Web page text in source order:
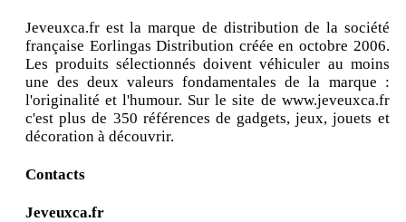
Jeveuxca.fr est la marque de distribution de la société
française Eorlingas Distribution créée en octobre 2006.
Les produits sélectionnés doivent véhiculer au moins
une des deux valeurs fondamentales de la marque :
l'originalité et l'humour. Sur le site de www.jeveuxca.fr
c'est plus de 350 références de gadgets, jeux, jouets et
décoration à découvrir.
Contacts
Jeveuxca.fr